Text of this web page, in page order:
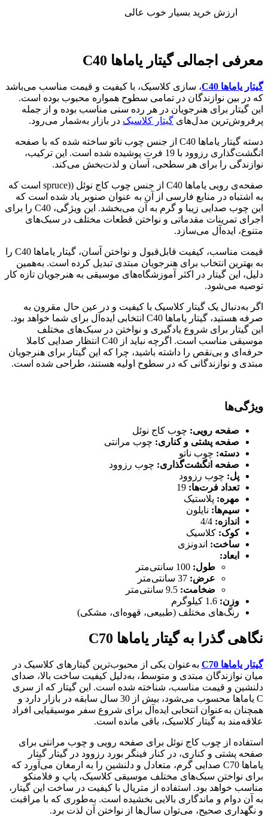
ارزش خرید بسیار خوب عالی
معرفی اجمالی گیتار یاماها C40
گیتار یاماها C40، سازی کلاسیک، با کیفیت و قیمت مناسب می‌باشد
که در بین نوازندگان در تمامی سطوح همواره محبوب بوده است.
این گیتار برای هنرجویان در هر رده سنی مناسب بوده و از جمله
پرفروش‌ترین مدل‌های گیتار کلاسیک در بازار به‌شمار می‌رود.
دسته گیتار یاماها C40 از جنس چوب ناتو ساخته شده که با صفحه
انگشت‌گذاری رزوود با 19 فرت پوشیده شده است. این ترکیب،
نوازندگی را برای هر سطحی، آسان و لذت‌بخش می‌کند.
صفحه‌ی رویی یاماها C40 از جنس چوب کاج نوئل ((spruce است که
به اشتباه در منابع فارسی از آن به عنوان صنوبر یاد شده است که
این چوب صدایی زیبا و گرم به آن می‌بخشد. این ویژگی، C40 را برای
اجرای تمرینات مقدماتی و نواختن قطعات مختلف در سبک‌های
متنوع، ایده‌آل می‌سازد.
قیمت مناسب، کیفیت قابل‌قبول و نواختن آسان، گیتار یاماها C40 را
به بهترین انتخاب برای هنرجویان مبتدی تبدیل کرده است. به‌همین
دلیل، این گیتار در اکثر آموزشگاه‌های موسیقی به هنرجویان تازه کار
توصیه می‌شود.
اگر به‌دنبال یک گیتار کلاسیک با کیفیت و در عین حال مقرون به
صرفه هستید، گیتار یاماها C40 انتخابی ایده‌آل برای شما خواهد بود.
این گیتار برای شروع یادگیری و نواختن در سبک‌های مختلف
موسیقی مناسب است. اگرچه نباید از C40 انتظار صدایی کاملا
حرفه‌ای و بی‌نقص را داشته باشید، چرا که این گیتار برای هنرجویان
مبتدی و نوازندگانی که در سطوح اولیه هستند، طراحی شده است.
ویژگی‌ها
صفحه رویی: چوب کاج نوئل
صفحه پشتی و کناری: چوب مرانتی
دسته: چوب ناتو
صفحه انگشت‌گذاری: چوب رزوود
پل: چوب رزوود
تعداد فرت‌ها:
مهره: پلاستیک
سیم‌ها: نایلون
اندازه:
کوک: کلاسیک
ساخت: اندونزی
ابعاد:
طول:
عرض:
ضخامت:
وزن:
رنگ‌های مختلف (طبیعی، قهوه‌ای، مشکی)
نگاهی گذرا به گیتار یاماها C70
گیتار یاماها C70 به‌عنوان یکی از محبوب‌ترین گیتارهای کلاسیک در
میان نوازندگان مبتدی و متوسط، به‌دلیل کیفیت ساخت بالا، صدای
دلنشین و قیمت مناسب، شناخته شده است. این گیتار که از سری
C یاماها محسوب می‌شود، بیش از 30 سال سابقه در بازار دارد و
همچنان به‌عنوان انتخابی ایده‌آل برای شروع سفر موسیقیایی افراد
علاقه‌مند به گیتار کلاسیک، باقی مانده است.
استفاده از چوب کاج نوئل برای صفحه رویی و چوب مرانتی برای
صفحه پشتی و کناری، در کنار فینگر بورد رزوود در گیتار گیتار
یاماها C70 صدایی گرم، متعادل و دلنشین را به ارمغان می‌آورد که
برای نواختن سبک‌های مختلف موسیقی کلاسیک، پاپ و فلامنکو
مناسب خواهد بود. استفاده از متریال با کیفیت در ساخت این گیتار،
به آن دوام و ماندگاری بالایی بخشیده است. به‌طوری که با مراقبت
و نگهداری صحیح، می‌توان سال‌ها از نواختن آن لذت برد.